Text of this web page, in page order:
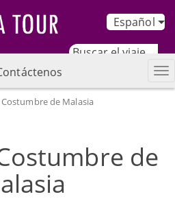
Español
de Malasia
de